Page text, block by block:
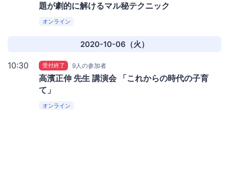
題が劇的に解けるマル秘テクニック
オンライン
2020-10-06（火）
10:30 受付終了 9人の参加者
高濱正伸 先生 講演会 「これからの時代の子育
て」
オンライン